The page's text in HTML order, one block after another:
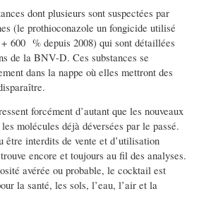
dont plusieurs sont suspectées par
(le prothioconazole un fongicide utilisé
600 % depuis 2008) qui sont détaillées
de la BNV-D. Ces substances se
dans la nappe où elles mettront des
forcément d’autant que les nouveaux
molécules déjà déversées par le passé.
être interdits de vente et d’utilisation
encore et toujours au fil des analyses.
avérée ou probable, le cocktail est
la santé, les sols, l’eau, l’air et la